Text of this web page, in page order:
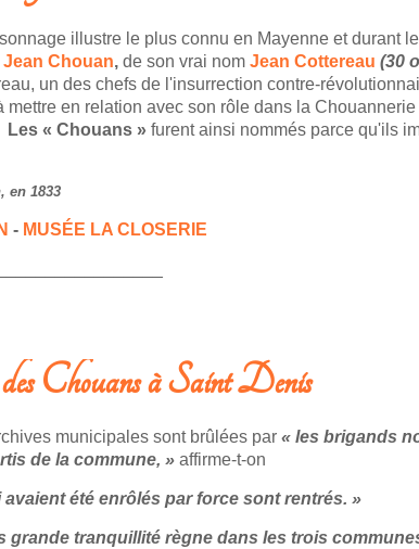
illustre le plus connu en Mayenne et durant
Jean Chouan, de son vrai nom Jean Cottereau (30
un des chefs de l'insurrection contre-
mettre en relation avec son rôle dans la
Les « Chouans » furent ainsi nommés parce qu'ils
en 1833
- MUSÉE LA CLOSERIE
Chouans à Saint Denis
municipales sont brûlées par « les brigands
de la commune, » affirme-t-on
avaient été enrôlés par force sont rentrés. »
grande tranquillité règne dans les trois